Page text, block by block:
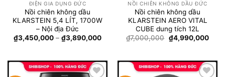
ĐIỆN GIA DỤNG ĐỨC
Nồi chiên không dầu
KLARSTEIN 5,4 LÍT, 1700W
– Nội địa Đức
₫3,450,000 – ₫3,890,000Khoảng
đến
₫3,890,000
NỒI CHIÊN KHÔNG DẦU ĐỨC
Nồi chiên không dầu
KLARSTEIN AERO VITAL
CUBE dung tích 12L
₫7,000,000 Giá
gốc
₫4,990,000Giá